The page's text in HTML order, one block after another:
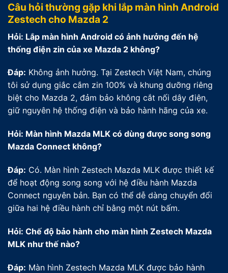
Câu hỏi thường gặp khi lắp màn hình Android
Zestech cho Mazda 2
Hỏi: Lắp màn hình Android có ảnh hưởng đến hệ
thống điện zin của xe Mazda 2 không?
Đáp: Không ảnh hưởng. Tại Zestech Việt Nam, chúng
tôi sử dụng giắc cắm zin 100% và khung dưỡng riêng
biệt cho Mazda 2, đảm bảo không cắt nối dây điện,
giữ nguyên hệ thống điện và bảo hành hãng của xe.
Hỏi: Màn hình Mazda MLK có dùng được song song
Mazda Connect không?
Đáp: Có. Màn hình Zestech Mazda MLK được thiết kế
để hoạt động song song với hệ điều hành Mazda
Connect nguyên bản. Bạn có thể dễ dàng chuyển đổi
giữa hai hệ điều hành chỉ bằng một nút bấm.
Hỏi: Chế độ bảo hành cho màn hình Zestech Mazda
MLK như thế nào?
Đáp: Màn hình Zestech Mazda MLK được bảo hành